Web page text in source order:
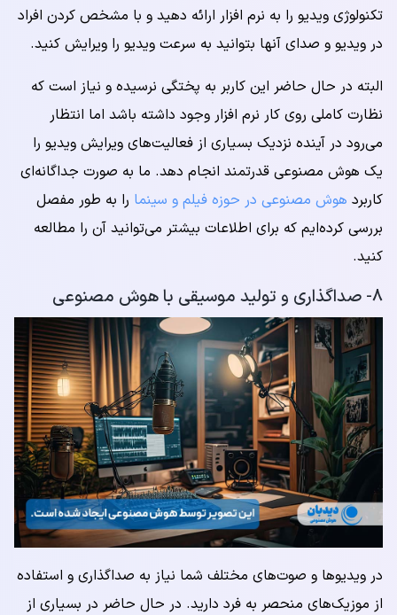
تکنولوژی ویدیو را به نرم افزار ارائه دهید و با مشخص کردن افراد
در ویدیو و صدای آنها بتوانید به سرعت ویدیو را ویرایش کنید.
البته در حال حاضر این کاربر به پختگی نرسیده و نیاز است که
نظارت کاملی روی کار نرم افزار وجود داشته باشد اما انتظار
می‌رود در آینده نزدیک بسیاری از فعالیت‌های ویرایش ویدیو را
یک هوش مصنوعی قدرتمند انجام دهد. ما به صورت جداگانه‌ای
کاربرد هوش مصنوعی در حوزه فیلم و سینما را به طور مفصل
بررسی کرده‌ایم که برای اطلاعات بیشتر می‌توانید آن را مطالعه
کنید.
۸- صداگذاری و تولید موسیقی با هوش مصنوعی
در ویدیوها و صوت‌های مختلف شما نیاز به صداگذاری و استفاده
از موزیک‌های منحصر به فرد دارید. در حال حاضر در بسیاری از